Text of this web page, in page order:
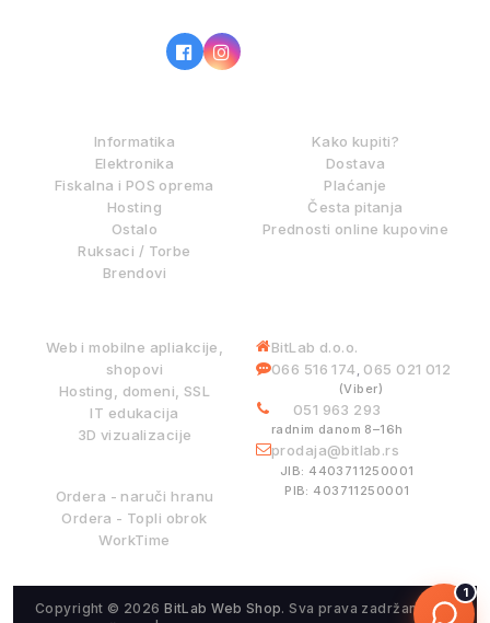
Informatika
Elektronika
Fiskalna i POS oprema
Hosting
Ostalo
Ruksaci / Torbe
Brendovi
Kako kupiti?
Dostava
Plaćanje
Česta pitanja
Prednosti online kupovine
Web i mobilne apliakcije,
shopovi
Hosting, domeni, SSL
IT edukacija
3D vizualizacije
Ordera - naruči hranu
Ordera - Topli obrok
WorkTime
BitLab d.o.o.
066 516 174, 065 021 012
(Viber)
051 963 293
radnim danom 8–16h
prodaja@bitlab.rs
JIB: 4403711250001
PIB: 403711250001
Copyright © 2026BitLab Web Shop. Sva prava zadržana.
1